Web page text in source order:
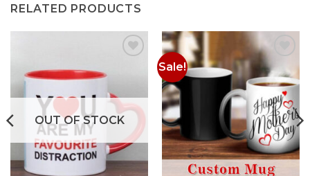
RELATED PRODUCTS
OUT OF STOCK
Sale!
Add to
Wishlist